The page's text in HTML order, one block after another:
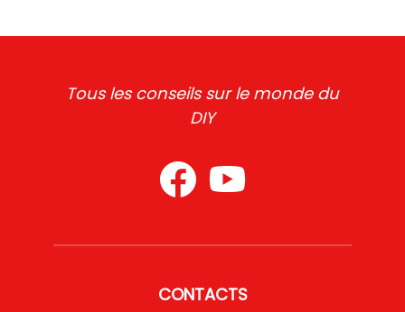
Tous les conseils sur le monde du
DIY
CONTACTS